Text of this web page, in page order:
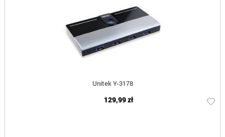
Unitek Y-3178
129,99 zł